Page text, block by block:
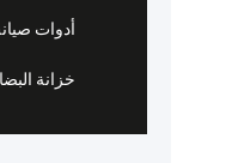
أدوات
خزانة